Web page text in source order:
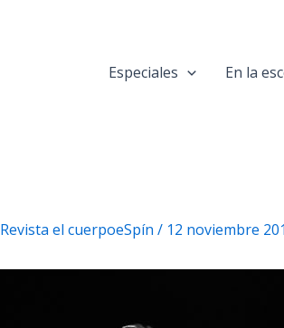
Especiales En la
Revista el cuerpoeSpín / 12 noviembre